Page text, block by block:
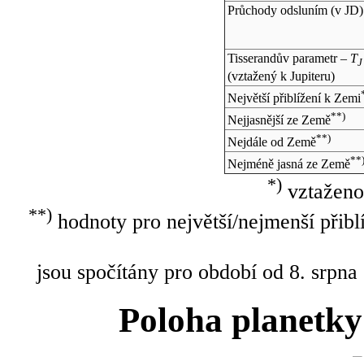
Průchody odsluním (v JD)
Tisserandův parametr – TJ
(vztažený k Jupiteru)
Největší přiblížení k Zemi
Nejjasnější ze Země**)
Nejdále od Země**)
Nejméně jasná ze Země**)
*)
**)hodnoty pro největší/nejmenší
jsou spočítány pro období od 8.
Poloha